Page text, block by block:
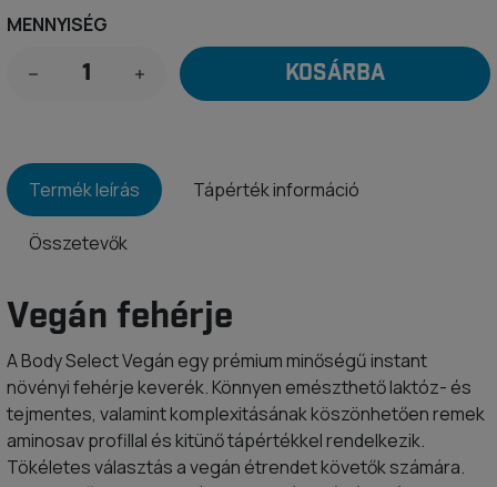
MENNYISÉG
KOSÁRBA
Termék leírás Tápérték információ
Összetevők
Vegán fehérje
A Body Select Vegán egy prémium minőségű instant
növényi fehérje keverék. Könnyen emészthető laktóz- és
tejmentes, valamint komplexitásának köszönhetően remek
aminosav profillal és kitünő tápértékkel rendelkezik.
Tökéletes választás a vegán étrendet követők számára.